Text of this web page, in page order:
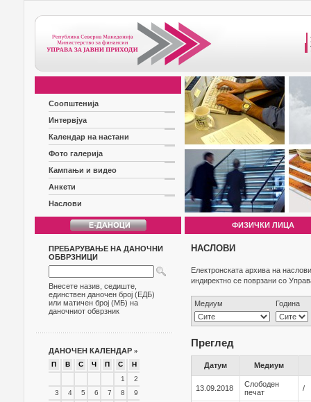
Соопштенија
Интервјуа
Календар на настани
Фото галерија
Кампањи и видео
Анкети
Наслови
ФИЗИЧКИ ЛИЦА
ПРЕБАРУВАЊЕ НА ДАНОЧНИ
ОБВРЗНИЦИ
Внесете назив, седиште,
единствен даночен број (ЕДБ)
или матичен број (МБ) на
даночниот обврзник
ДАНОЧЕН КАЛЕНДАР »
П В С Ч П С
Н
1
2
3
4 5 6 7 8
9
НАСЛОВИ
Електронската архива на
индиректно се поврзани со
Медиум Година
Преглед
Датум Медиум
13.09.2018
Слободен
печат
/